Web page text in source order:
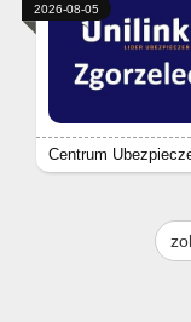
Centrum
2026-08-05